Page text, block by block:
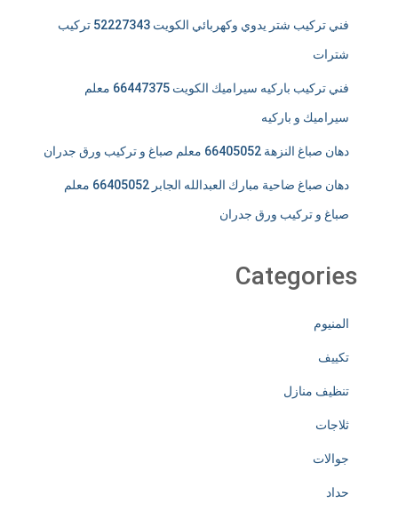
فني تركيب شتر يدوي وكهربائي الكويت 52227343 تركيب
شترات
فني تركيب باركيه سيراميك الكويت 66447375 معلم
سيراميك و باركيه
دهان صباغ النزهة 66405052 معلم صباغ و تركيب ورق جدران
دهان صباغ ضاحية مبارك العبدالله الجابر 66405052 معلم
صباغ و تركيب ورق جدران
Categories
المنيوم
تكييف
تنظيف منازل
ثلاجات
جوالات
حداد